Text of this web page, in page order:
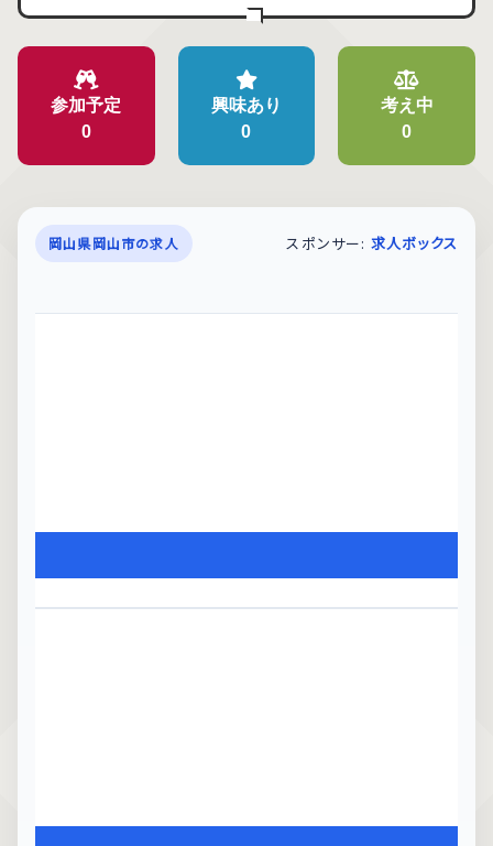
参加予定
0
興味あり
0
考え中
0
岡山県岡山市の求人 スポンサー: 求人ボックス